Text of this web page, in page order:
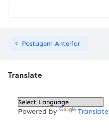
Postagem Anterior
Translate
Powered by Translate